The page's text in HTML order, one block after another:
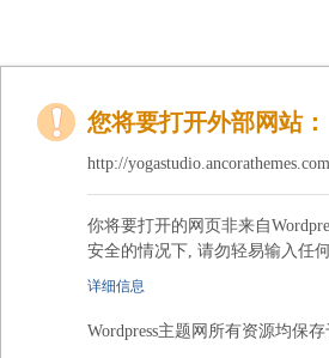
您将要打开外部网站：
http://
你将要打开的网页非来自
安全的情况下, 请勿轻易输入任
详细信息
Wordpress主题网所有资源均保